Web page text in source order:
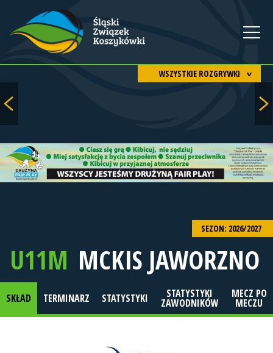
WSZYSTKIE ROZGRYWKI
SEZON: 2026/2027
U11M MCKIS JAWORZNO
SKŁAD TERMINARZ STATYSTYKI STATYSTYKI
ZAWODNIKÓW
MECZ PO
MECZU